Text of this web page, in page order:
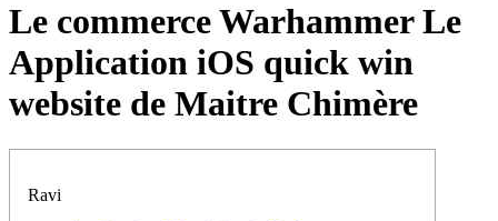
Le commerce Warhammer Le
Application iOS quick win
website de Maitre Chimère
Ravi